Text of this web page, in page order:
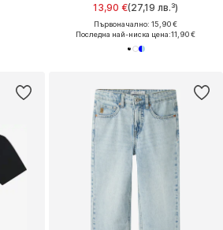
13,90 €(27,19 лв.³)
Първоначално: 15,90 €
Последна най-ниска цена:11,90 €